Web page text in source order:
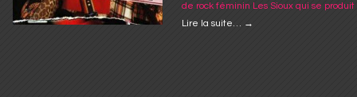
de rock féminin Les Sioux qui se
Lire la suite… →